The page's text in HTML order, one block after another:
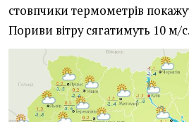
стовпчики термометрів
Пориви вітру сягатимуть 10 м/с.